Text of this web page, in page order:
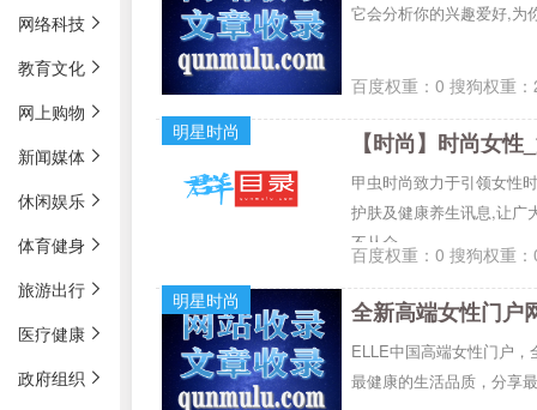
网络科技
教育文化
网上购物
新闻媒体
休闲娱乐
体育健身
旅游出行
医疗健康
政府组织
它会分析你的兴趣爱好,为
百度权重：0 搜狗权重
明星时尚
【时尚】时尚女
甲虫时尚致力于引领女性
护肤及健康养生讯息,让广
不从众。
百度权重：0 搜狗权重
明星时尚
全新高端女性门户
ELLE中国高端女性门户
最健康的生活品质，分享